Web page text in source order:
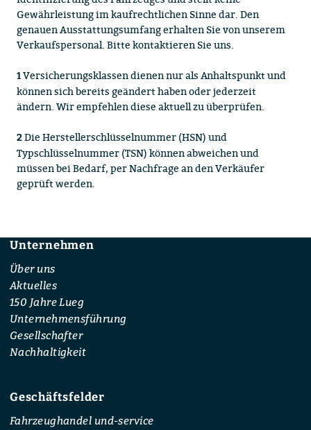
Gewährleistung im kaufrechtlichen Sinne dar. Den
genauen Ausstattungsumfang erhalten Sie von unserem
Verkaufspersonal. Bitte kontaktieren Sie uns.
1Versicherungsklassen dienen nur als Anhaltspunkt und
können sich bereits geändert haben oder jederzeit
ändern. Wir empfehlen diese aktuell zu überprüfen.
2Die Herstellerschlüsselnummer (HSN) und
Typschlüsselnummer (TSN) können abweichen und
müssen bei Bedarf, per Nachfrage an den Verkäufer
geprüft werden.
Footer
Unternehmen
Über uns
Aktuelles
150 Jahre Lueg
Unternehmensführung
Gesellschafter
Nachhaltigkeit
Geschäftsfelder
Fahrzeughandel und-service